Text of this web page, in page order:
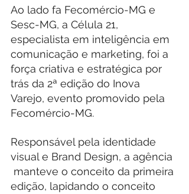
Ao lado fa Fecomércio-MG e
Sesc-MG, a Célula 21,
especialista em inteligência em
comunicação e marketing, foi a
força criativa e estratégica por
trás da 2ª edição do Inova
Varejo, evento promovido pela
Fecomércio-MG.
Responsável pela identidade
visual e Brand Design, a agência
manteve o conceito da primeira
edição, lapidando o conceito